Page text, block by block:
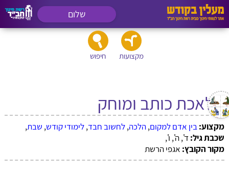
שלום
מקצועות חיפוש
מלאכת כותב ומוחק
מקצוע:בין אדם למקום,הלכה,לחשוב חבד,לימודי קודש, שבת,
שכבת גיל:ד', ה', ו',
מקור הקובץ: אגפי הרשת